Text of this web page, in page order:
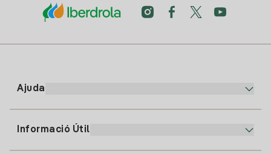
Ajuda
Informació Útil